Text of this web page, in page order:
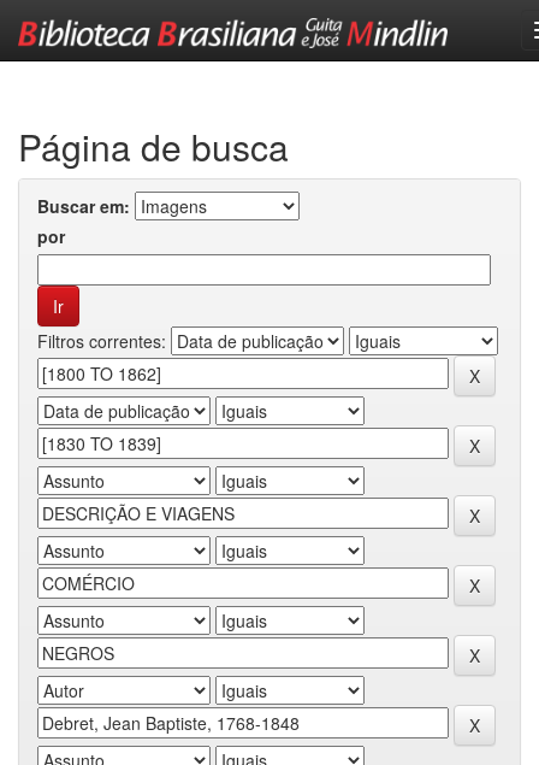
Página de busca
Buscar em:
por
Filtros correntes: